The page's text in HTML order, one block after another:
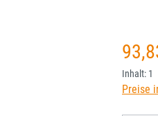
Inhalt: 1
Preise